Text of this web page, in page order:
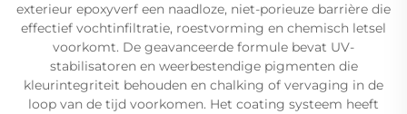
exterieur epoxyverf een naadloze, niet-porieuze barrière die
effectief vochtinfiltratie, roestvorming en chemisch letsel
voorkomt. De geavanceerde formule bevat UV-
stabilisatoren en weerbestendige pigmenten die
kleurintegriteit behouden en chalking of vervaging in de
loop van de tijd voorkomen. Het coating systeem heeft